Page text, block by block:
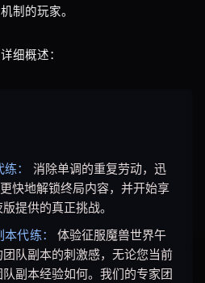
制的玩家。
细概述：
：
消除单调的重复劳动，迅
快地解锁终局内容，并开始享
提供的真正挑战。
代练：
体验征服魔兽世界午
队副本的刺激感，无论您当前
副本经验如何。我们的专家团